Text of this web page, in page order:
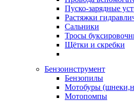
Пуско-зарядные
Растяжки
Сальники
Тросы
Щётки и скребки
Бензоинструмент
Бензопилы
Мотобуры
Мотопомпы